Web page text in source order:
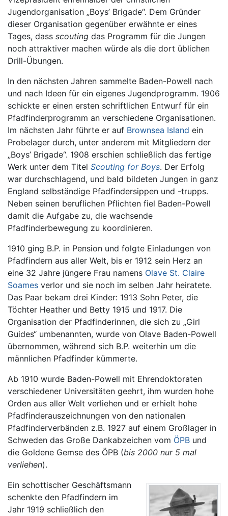
Jugendorganisation „Boys’ Brigade“. Dem Gründer
dieser Organisation gegenüber erwähnte er eines
Tages, dass scouting das Programm für die Jungen
noch attraktiver machen würde als die dort üblichen
Drill-Übungen.
In den nächsten Jahren sammelte Baden-Powell nach
und nach Ideen für ein eigenes Jugendprogramm. 1906
schickte er einen ersten schriftlichen Entwurf für ein
Pfadfinderprogramm an verschiedene Organisationen.
Im nächsten Jahr führte er auf Brownsea Island ein
Probelager durch, unter anderem mit Mitgliedern der
„Boys’ Brigade“. 1908 erschien schließlich das fertige
Werk unter dem Titel Scouting for Boys. Der Erfolg
war durchschlagend, und bald bildeten Jungen in ganz
England selbständige Pfadfindersippen und -trupps.
Neben seinen beruflichen Pflichten fiel Baden-Powell
damit die Aufgabe zu, die wachsende
Pfadfinderbewegung zu koordinieren.
1910 ging B.P. in Pension und folgte Einladungen von
Pfadfindern aus aller Welt, bis er 1912 sein Herz an
eine 32 Jahre jüngere Frau namens Olave St. Claire
Soames verlor und sie noch im selben Jahr heiratete.
Das Paar bekam drei Kinder: 1913 Sohn Peter, die
Töchter Heather und Betty 1915 und 1917. Die
Organisation der Pfadfinderinnen, die sich zu „Girl
Guides“ umbenannten, wurde von Olave Baden-Powell
übernommen, während sich B.P. weiterhin um die
männlichen Pfadfinder kümmerte.
Ab 1910 wurde Baden-Powell mit Ehrendoktoraten
verschiedener Universitäten geehrt, ihm wurden hohe
Orden aus aller Welt verliehen und er erhielt hohe
Pfadfinderauszeichnungen von den nationalen
Pfadfinderverbänden z.B. 1927 auf einem Großlager in
Schweden das Große Dankabzeichen vom ÖPB und
die Goldene Gemse des ÖPB (bis 2000 nur 5 mal
verliehen).
Ein schottischer Geschäftsmann
schenkte den Pfadfindern im
Jahr 1919 schließlich den